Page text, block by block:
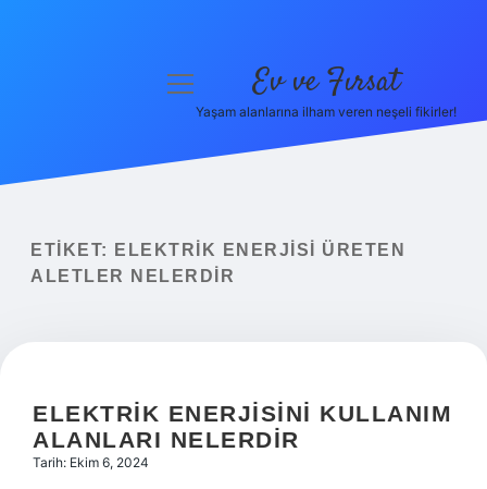
Yasal Uyarı
menüyü
Ev ve Fırsat
Yaşam alanlarına ilham veren neşeli fikirler!
ETIKET:
ELEKTRIK ENERJISI ÜRETEN
ALETLER NELERDIR
ELEKTRIK ENERJISINI KULLANIM
ALANLARI NELERDIR
Tarih: Ekim 6, 2024